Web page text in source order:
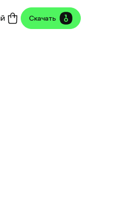
Скачать